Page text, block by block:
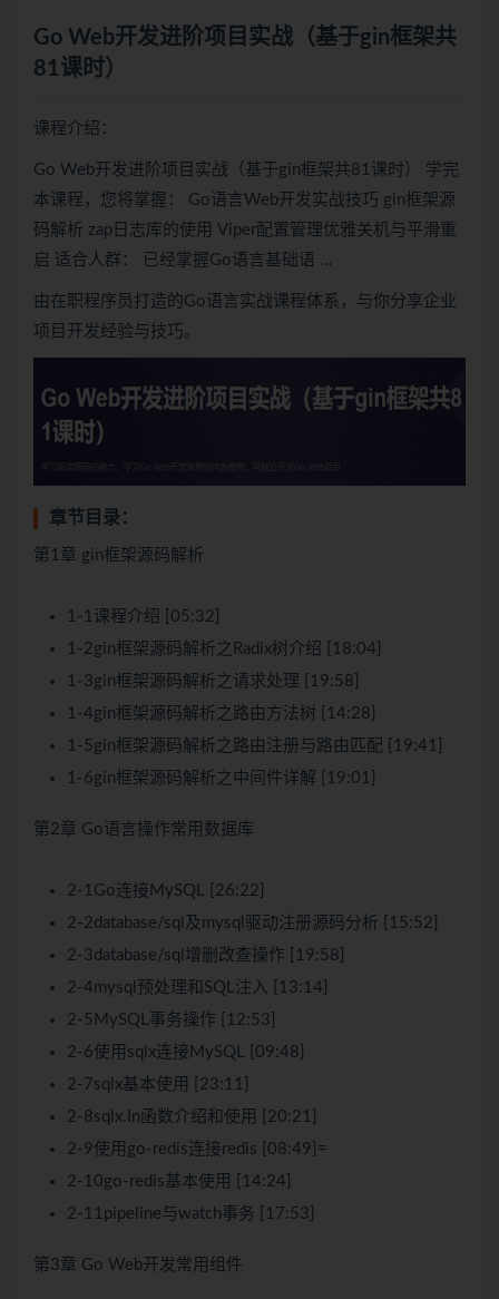
Go Web开发进阶项目实战（基于gin框架共
81课时）
课程介绍：
Go Web开发进阶项目实战（基于gin框架共81课时） 学完
本课程，您将掌握： Go语言Web开发实战技巧 gin框架源
码解析 zap日志库的使用 Viper配置管理优雅关机与平滑重
启 适合人群： 已经掌握Go语言基础语 …
由在职程序员打造的Go语言实战课程体系，与你分享企业
项目开发经验与技巧。
章节目录：
第1章 gin框架源码解析
1-1课程介绍 [05:32]
1-2gin框架源码解析之Radix树介绍 [18:04]
1-3gin框架源码解析之请求处理 [19:58]
1-4gin框架源码解析之路由方法树 [14:28]
1-5gin框架源码解析之路由注册与路由匹配 [19:41]
1-6gin框架源码解析之中间件详解 [19:01]
第2章 Go语言操作常用数据库
2-1Go连接MySQL [26:22]
2-2database/sql及mysql驱动注册源码分析 [15:52]
2-3database/sql增删改查操作 [19:58]
2-4mysql预处理和SQL注入 [13:14]
2-5MySQL事务操作 [12:53]
2-6使用sqlx连接MySQL [09:48]
2-7sqlx基本使用 [23:11]
2-8sqlx.In函数介绍和使用 [20:21]
2-9使用go-redis连接redis [08:49]=
2-10go-redis基本使用 [14:24]
2-11pipeline与watch事务 [17:53]
第3章 Go Web开发常用组件